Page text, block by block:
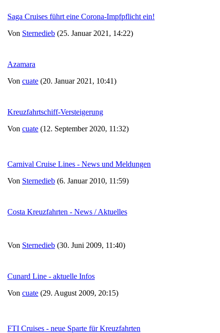
Saga Cruises führt eine Corona-Impfpflicht ein!
Von Sternedieb (25. Januar 2021, 14:22)
Azamara
Von cuate (20. Januar 2021, 10:41)
Kreuzfahrtschiff-Versteigerung
Von cuate (12. September 2020, 11:32)
Carnival Cruise Lines - News und Meldungen
Von Sternedieb (6. Januar 2010, 11:59)
Costa Kreuzfahrten - News / Aktuelles
Von Sternedieb (30. Juni 2009, 11:40)
Cunard Line - aktuelle Infos
Von cuate (29. August 2009, 20:15)
FTI Cruises - neue Sparte für Kreuzfahrten